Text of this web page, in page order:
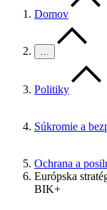
Domov
…
Politiky
Súkromie a
Ochrana a
Európska
BIK+